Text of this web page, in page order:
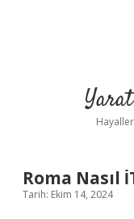
Roma Nasıl
Tarih: Ekim 14, 2024